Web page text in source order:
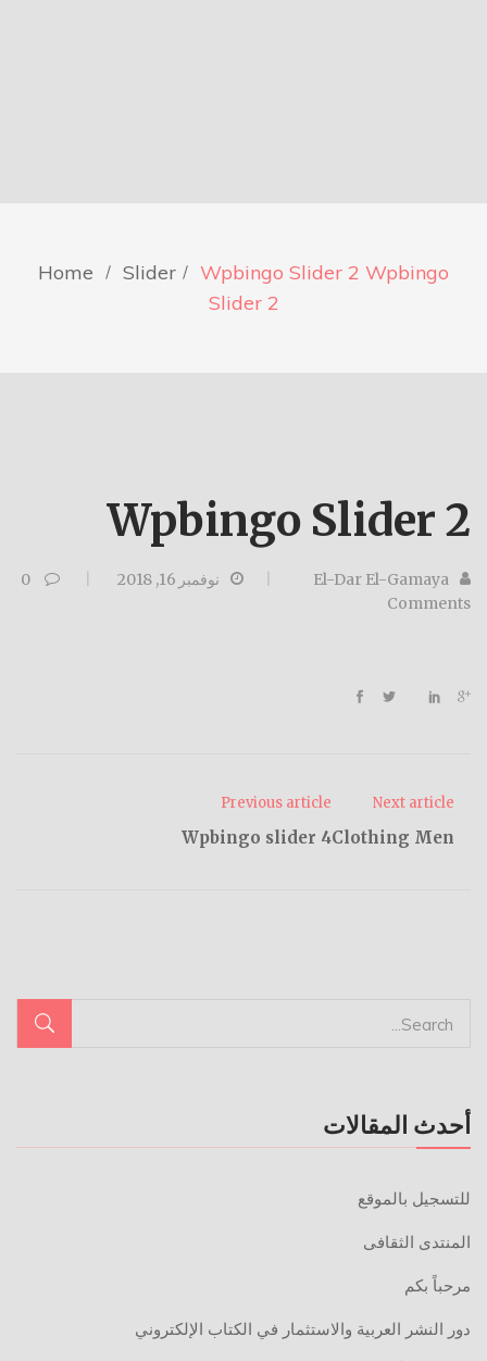
Home Slider Wpbingo Slider 2 Wpbingo
Slider 2
أحدث المقالات
للتسجيل بالموقع
المنتدى الثقافى
مرحباً بكم
دور النشر العربية والاستثمار في الكتاب الإلكتروني
Wpbingo Slider 2
El-Dar El-Gamaya نوفمبر 16, 2018
Comments
Previous article
Wpbingo slider 4
Next article
Clothing Men